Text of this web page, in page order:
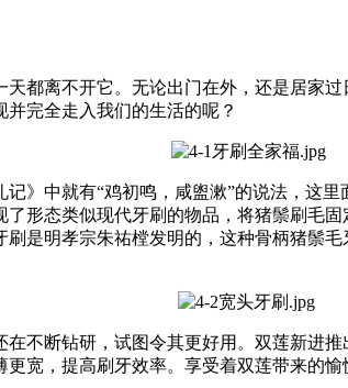
都离不开它。无论出门在外，还是居家
完全走入我们的生活的呢？
》中就有“鸡初鸣，咸盥漱”的说法，这
形态类似现代牙刷的物品，将猪鬃刷毛
是明孝宗朱祐樘发明的，这种骨柄猪鬃
不断钻研，试图令其更好用。双莲新进
宽，提高刷牙效率。享受着双莲带来的